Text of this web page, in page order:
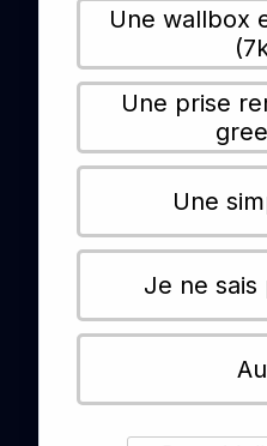
Une wallbox
Une prise
Une
Je ne sais